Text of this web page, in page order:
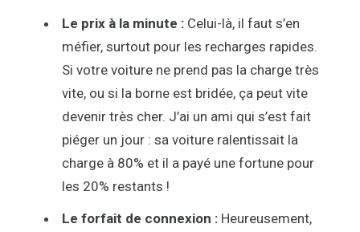
Le prix à la minute : Celui-là, il faut s’en
méfier, surtout pour les recharges rapides.
Si votre voiture ne prend pas la charge très
vite, ou si la borne est bridée, ça peut vite
devenir très cher. J’ai un ami qui s’est fait
piéger un jour : sa voiture ralentissait la
charge à 80% et il a payé une fortune pour
les 20% restants !
Le forfait de connexion : Heureusement,